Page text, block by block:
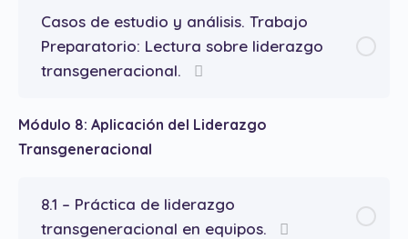
Casos de estudio y análisis. Trabajo
Preparatorio: Lectura sobre liderazgo
transgeneracional.
Módulo 8: Aplicación del Liderazgo
Transgeneracional
8.1 – Práctica de liderazgo
transgeneracional en equipos.